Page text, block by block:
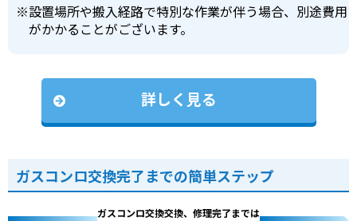
※設置場所や搬入経路で特別な作業が伴う場合、別途費用
がかかることがございます。
詳しく見る
ガスコンロ交換完了までの簡単ステップ
ガスコンロ交換交換、修理完了までは